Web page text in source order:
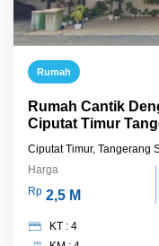
Rumah
Rumah Cantik
Ciputat Timur
Ciputat Timur, Tangerang
Harga
Rp 2,5 M
KT : 4